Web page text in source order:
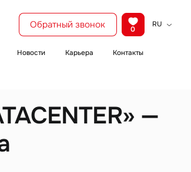
Обратный звонок 0
RU
Новости Карьера Контакты
—